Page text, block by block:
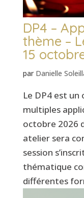
DP4 –
thème –
15
par Danielle
Le DP4 est
multiples
octobre 2026
atelier sera
session
thématique
différentes